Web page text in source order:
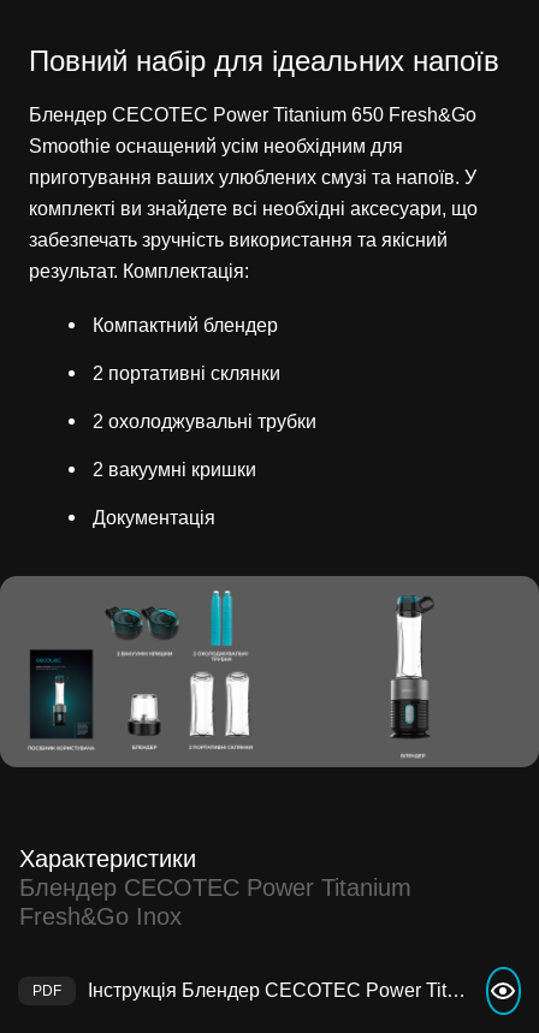
Повний набір для ідеальних напоїв
Блендер CECOTEC Power Titanium 650 Fresh&Go
Smoothie оснащений усім необхідним для
приготування ваших улюблених смузі та напоїв. У
комплекті ви знайдете всі необхідні аксесуари, що
забезпечать зручність використання та якісний
результат. Комплектація:
Компактний блендер
2 портативні склянки
2 охолоджувальні трубки
2 вакуумні кришки
Документація
Характеристики
Блендер CECOTEC Power Titanium
Fresh&Go Inox
Інструкція Блендер CECOTEC Power Titanium Fresh&Go Inox